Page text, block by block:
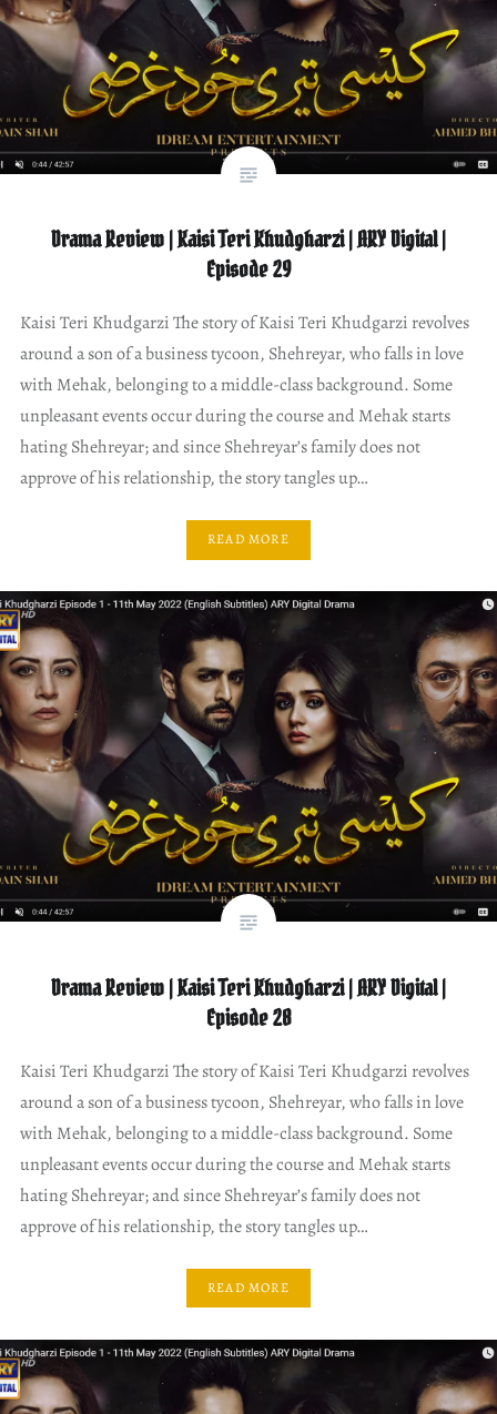
Drama Review | Kaisi Teri Khudgharzi | ARY Digital |
Episode 29
Kaisi Teri Khudgarzi The story of Kaisi Teri Khudgarzi revolves
around a son of a business tycoon, Shehreyar, who falls in love
with Mehak, belonging to a middle-class background. Some
unpleasant events occur during the course and Mehak starts
hating Shehreyar; and since Shehreyar’s family does not
approve of his relationship, the story tangles up…
READ MORE
Drama Review | Kaisi Teri Khudgharzi | ARY Digital |
Episode 28
Kaisi Teri Khudgarzi The story of Kaisi Teri Khudgarzi revolves
around a son of a business tycoon, Shehreyar, who falls in love
with Mehak, belonging to a middle-class background. Some
unpleasant events occur during the course and Mehak starts
hating Shehreyar; and since Shehreyar’s family does not
approve of his relationship, the story tangles up…
READ MORE